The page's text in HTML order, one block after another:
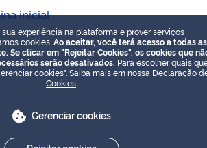
inicial
sua experiência na plataforma e prover serviços
cookies. Ao aceitar, você terá acesso a todas as
Se clicar em "Rejeitar Cookies", os cookies que
serão desativados. Para escolher quais
cookies". Saiba mais em nossa Declaração
Cookies
Gerenciar cookies